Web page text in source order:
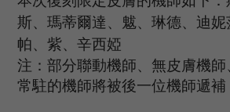
斯、瑪蒂爾達、魃、琳德、迪
帕、紫、辛西婭
注：部分聯動機師、無皮膚機
常駐的機師將被後一位機師遞補